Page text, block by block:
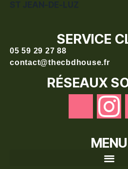
ST JEAN-DE-LUZ
SERVICE
05 59 29 27 88
contact@thecbdhouse.fr
RÉSEAUX
MENU